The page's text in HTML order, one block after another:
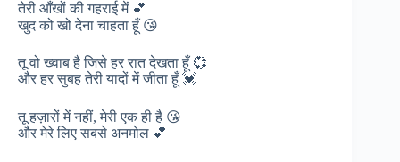
तेरी आँखों की गहराई में 💕
खुद को खो देना चाहता हूँ 😘
तू वो ख्वाब है जिसे हर रात देखता हूँ 💞
और हर सुबह तेरी यादों में जीता हूँ 💓
तू हज़ारों में नहीं, मेरी एक ही है 😘
और मेरे लिए सबसे अनमोल 💕